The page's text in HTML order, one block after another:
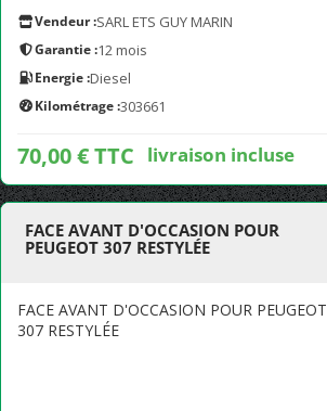
Vendeur :SARL ETS GUY MARIN
Garantie :12 mois
Energie :Diesel
Kilométrage :303661
70,00 € TTC livraison incluse
FACE AVANT D'OCCASION POUR
PEUGEOT 307 RESTYLÉE
FACE AVANT D'OCCASION POUR PEUGEOT
307 RESTYLÉE